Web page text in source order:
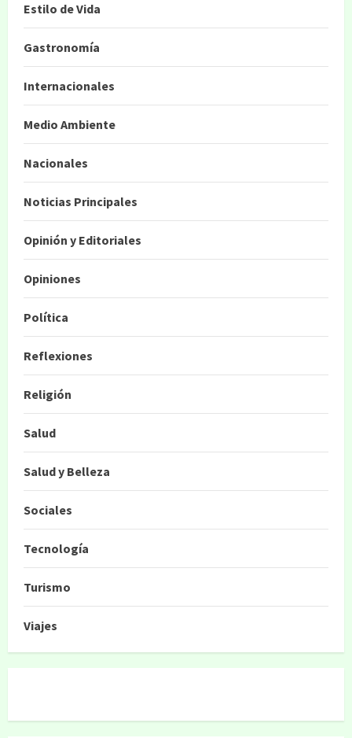
Estilo de Vida
Gastronomía
Internacionales
Medio Ambiente
Nacionales
Noticias Principales
Opinión y Editoriales
Opiniones
Política
Reflexiones
Religión
Salud
Salud y Belleza
Sociales
Tecnología
Turismo
Viajes